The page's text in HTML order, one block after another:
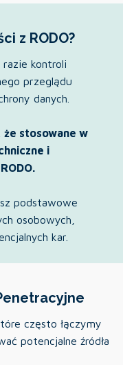
z RODO?
kontroli
przeglądu
danych.
że stosowane w
i
podstawowe
osobowych,
kar.
często łączymy
potencjalne źródła